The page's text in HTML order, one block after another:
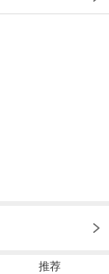
推荐